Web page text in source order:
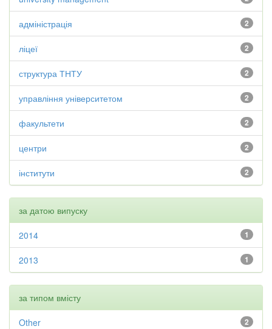
2
адміністрація
2
ліцеї
2
структура ТНТУ
2
управління університетом
2
факультети
2
центри
2
інститути
за датою випуску
1
2014
1
2013
за типом вмісту
2
Other